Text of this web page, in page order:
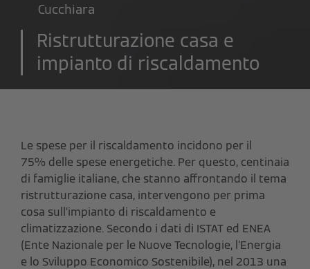
Cucchiara
Ristrutturazione casa e
impianto di riscaldamento
Le spese per il riscaldamento incidono per il
75% delle spese energetiche. Per questo, centinaia
di famiglie italiane, che stanno affrontando il tema
ristrutturazione casa, intervengono per prima
cosa sull’impianto di riscaldamento e
climatizzazione. Secondo i dati di ISTAT ed ENEA
(Ente Nazionale per le Nuove Tecnologie, l’Energia
e lo Sviluppo Economico Sostenibile), nel 2013 una